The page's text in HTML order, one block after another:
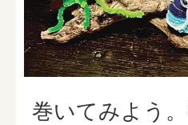
巻いてみよう